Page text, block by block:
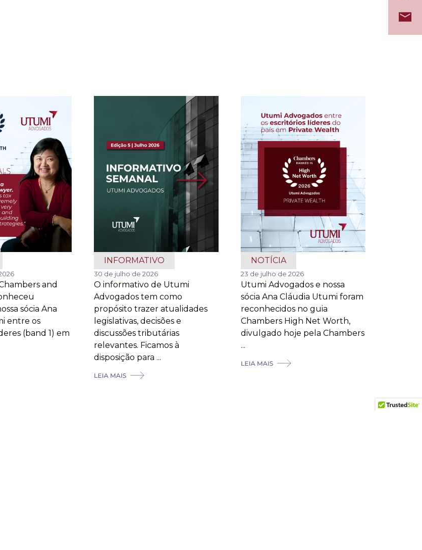
and
sócia Ana
entre os
(band 1) em
INFORMATIVO
30 de julho de 2026
O informativo de Utumi
Advogados tem como
propósito trazer atualidades
legislativas, decisões e
discussões tributárias
relevantes. Ficamos à
disposição para ...
NOTÍCIA
23 de julho de 2026
Utumi Advogados e nossa
sócia Ana Cláudia Utumi foram
reconhecidos no guia
Chambers High Net Worth,
divulgado hoje pela Chambers
...